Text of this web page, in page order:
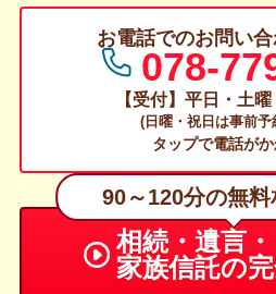
お電話でのお問い
078-
【受付】平日・土
(日曜・祝日は事前予
タップで電話が
90～120分の無
相続・遺言・
家族信託の